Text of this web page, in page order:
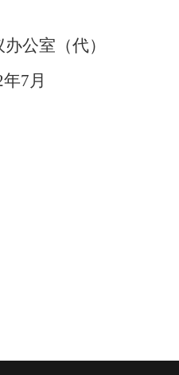
公室（代）
年7月